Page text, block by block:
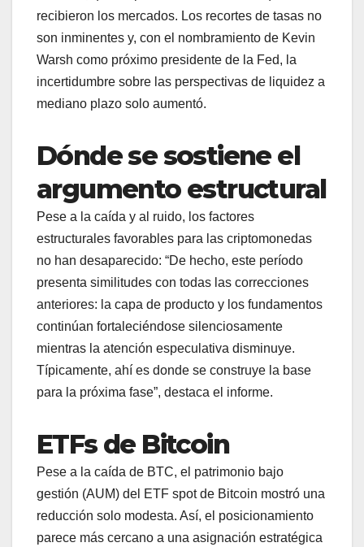
recibieron los mercados. Los recortes de tasas no
son inminentes y, con el nombramiento de Kevin
Warsh como próximo presidente de la Fed, la
incertidumbre sobre las perspectivas de liquidez a
mediano plazo solo aumentó.
Dónde se sostiene el
argumento estructural
Pese a la caída y al ruido, los factores
estructurales favorables para las criptomonedas
no han desaparecido: “De hecho, este período
presenta similitudes con todas las correcciones
anteriores: la capa de producto y los fundamentos
continúan fortaleciéndose silenciosamente
mientras la atención especulativa disminuye.
Típicamente, ahí es donde se construye la base
para la próxima fase”, destaca el informe.
ETFs de Bitcoin
Pese a la caída de BTC, el patrimonio bajo
gestión (AUM) del ETF spot de Bitcoin mostró una
reducción solo modesta. Así, el posicionamiento
parece más cercano a una asignación estratégica